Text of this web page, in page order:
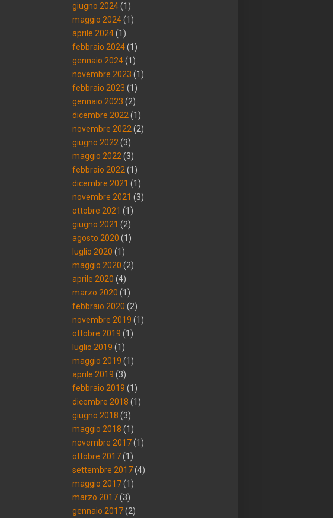
giugno 2024(1)
maggio 2024(1)
aprile 2024(1)
febbraio 2024(1)
gennaio 2024(1)
novembre 2023 (1)
febbraio 2023 (1)
gennaio 2023 (2)
dicembre 2022 (1)
novembre 2022 (2)
giugno 2022 (3)
maggio 2022 (3)
febbraio 2022 (1)
dicembre 2021 (1)
novembre 2021 (3)
ottobre 2021 (1)
giugno 2021 (2)
agosto 2020 (1)
luglio 2020 (1)
maggio 2020 (2)
aprile 2020 (4)
marzo 2020 (1)
febbraio 2020 (2)
novembre 2019 (1)
ottobre 2019 (1)
luglio 2019 (1)
maggio 2019 (1)
aprile 2019 (3)
febbraio 2019 (1)
dicembre 2018 (1)
giugno 2018 (3)
maggio 2018 (1)
novembre 2017(1)
ottobre 2017(1)
settembre 2017(4)
maggio 2017(1)
marzo 2017(3)
gennaio 2017(2)